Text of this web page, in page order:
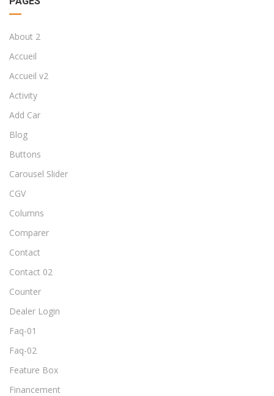
About 2
Accueil
Accueil v2
Activity
Add Car
Blog
Buttons
Carousel Slider
CGV
Columns
Comparer
Contact
Contact 02
Counter
Dealer Login
Faq-01
Faq-02
Feature Box
Financement